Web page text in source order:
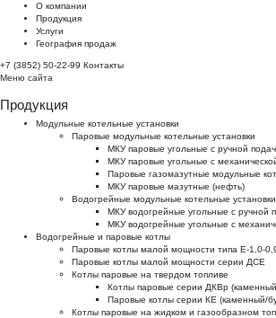
О компании
Продукция
Услуги
География продаж
+7 (3852) 50-22-99 Контакты
Меню сайта
Продукция
Модульные котельные установки
Паровые модульные котельные установки
МКУ паровые угольные с ручной
МКУ паровые угольные с
Паровые газомазутные модульные
МКУ паровые мазутные (нефть)
Водогрейные модульные котельные установки
МКУ водогрейные угольные с ручной
МКУ водогрейные угольные с
Водогрейные и паровые котлы
Паровые котлы малой мощности типа Е-1,0-
Паровые котлы малой мощности серии ДСЕ
Котлы паровые на твердом топливе
Котлы паровые серии ДКВр
Паровые котлы серии КЕ (каменный/
Котлы паровые на жидком и газообразном